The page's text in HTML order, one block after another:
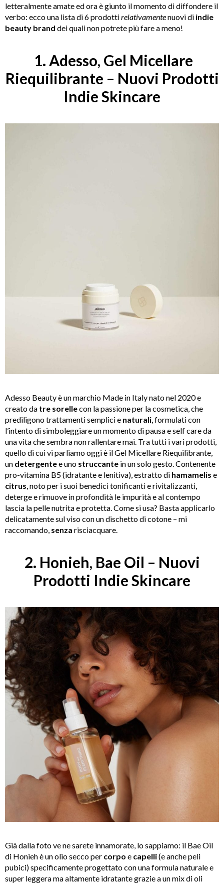
letteralmente amate ed ora è giunto il momento di diffondere il
verbo: ecco una lista di 6 prodottirelativamentenuovi di indie
beauty brand dei quali non potrete più fare a meno!
1. Adesso, Gel Micellare
Riequilibrante – Nuovi Prodotti
Indie Skincare
Adesso Beauty è un marchio Made in Italy nato nel 2020 e
creato da tre sorellecon la passione per la cosmetica, che
prediligono trattamenti semplici e naturali, formulati con
l’intento di simboleggiare un momento di pausa e self care da
una vita che sembra non rallentare mai. Tra tutti i vari prodotti,
quello di cui vi parliamo oggi è il Gel Micellare Riequilibrante,
un detergentee uno struccante in un solo gesto. Contenente
pro-vitamina B5 (idratante e lenitiva), estratto di hamamelis e
citrus, noto per i suoi benedici tonificanti e rivitalizzanti,
deterge e rimuove in profondità le impurità e al contempo
lascia la pelle nutrita e protetta. Come si usa? Basta applicarlo
delicatamente sul viso con un dischetto di cotone – mi
raccomando, senza risciacquare.
2. Honieh, Bae Oil – Nuovi
Prodotti Indie Skincare
Già dalla foto ve ne sarete innamorate, lo sappiamo: il Bae Oil
di Honieh è un olio secco per corpo e capelli(e anche peli
pubici) specificamente progettato con una formula naturale e
super leggera ma altamente idratante grazie a un mix di oli